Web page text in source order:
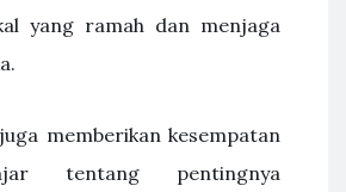
yang ramah dan menjaga
memberikan kesempatan
tentang pentingnya